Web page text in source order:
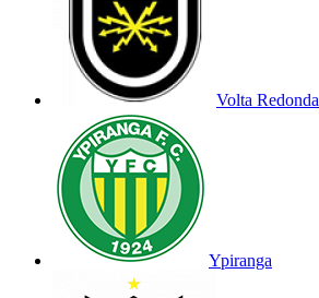
Volta Redonda
Ypiranga